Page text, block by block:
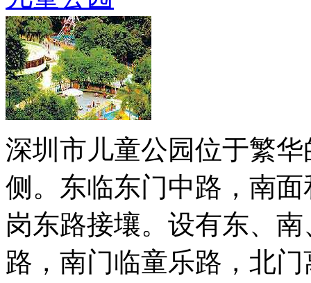
深圳市儿童公园位于繁
侧。东临东门中路，南
岗东路接壤。设有东、
路，南门临童乐路，北